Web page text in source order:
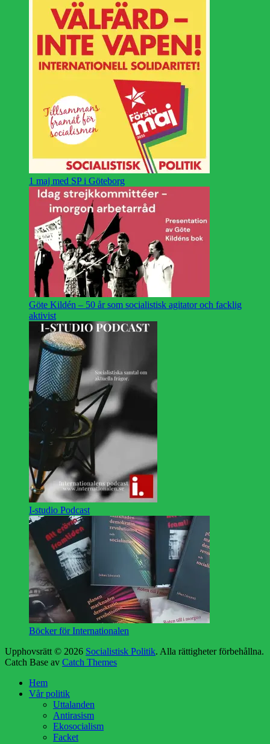
1 maj med SP i Göteborg
Göte Kildén – 50 år som socialistisk agitator och facklig
aktivist
I-studio Podcast
Böcker för Internationalen
Upphovsrätt © 2026 Socialistisk Politik. Alla rättigheter förbehållna.
Catch Base av Catch Themes
Hem
Vår politik
Uttalanden
Antirasism
Ekosocialism
Facket